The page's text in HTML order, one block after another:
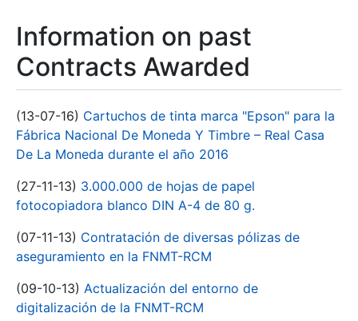
Information on past
Contracts Awarded
(13-07-16) Cartuchos de tinta marca "Epson" para la
Fábrica Nacional De Moneda Y Timbre – Real Casa
De La Moneda durante el año 2016
(27-11-13) 3.000.000 de hojas de papel
fotocopiadora blanco DIN A-4 de 80 g.
(07-11-13) Contratación de diversas pólizas de
aseguramiento en la FNMT-RCM
(09-10-13) Actualización del entorno de
digitalización de la FNMT-RCM